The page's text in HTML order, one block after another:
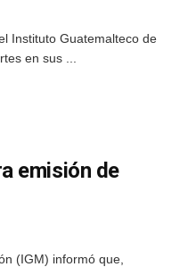
Instituto Guatemalteco de
en sus ...
emisión de
(IGM) informó que,